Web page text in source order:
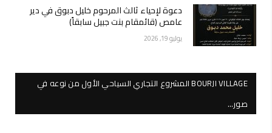
دعوة لإحياء ثالث المرحوم خليل دبوق في دير
عامص (قائمقام بنت جبيل سابقاً)
يوليو 19, 2026
BOURJI VILLAGE المشروع التجاري السياحي الأول من نوعه في
صور…